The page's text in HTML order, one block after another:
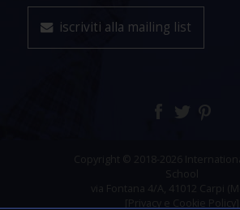
iscriviti alla mailing list
Copyright © 2018-2026
School
via Fontana 4/A, 41012 Carpi
[Privacy e Cookie Policy]